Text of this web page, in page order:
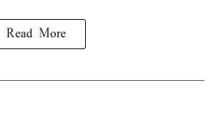
Read More